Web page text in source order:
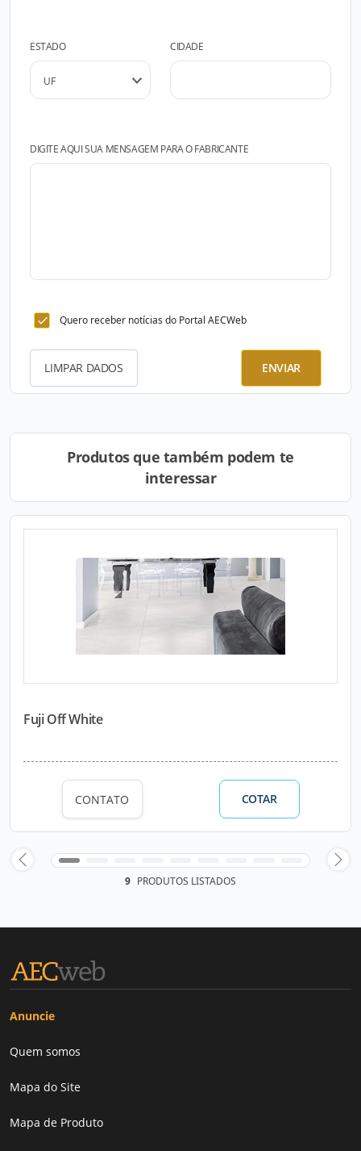
ESTADO CIDADE
DIGITE AQUI SUA MENSAGEM PARA O FABRICANTE
Quero receber notícias do Portal AECWeb
LIMPAR DADOS ENVIAR
Produtos que também podem te
interessar
Fuji Off White
CONTATO COTAR
9 PRODUTOS LISTADOS
Anuncie
Quem somos
Mapa do Site
Mapa de Produto